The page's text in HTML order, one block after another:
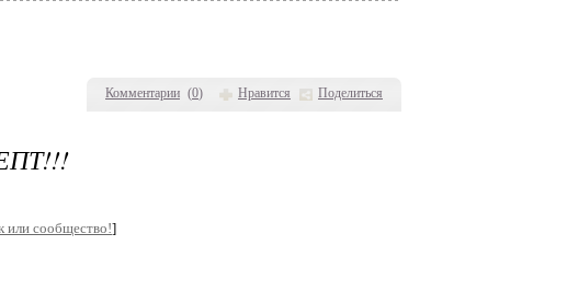
Комментарии (0) Нравится Поделиться
или сообщество!]